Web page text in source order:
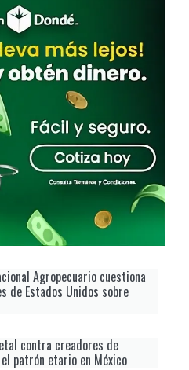
Agropecuario cuestiona
de Estados Unidos sobre
contra creadores de
patrón etario en México